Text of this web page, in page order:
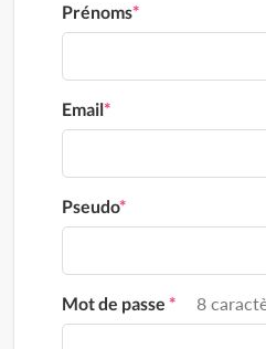
Prénoms*
Email*
Pseudo*
Mot de passe * 8